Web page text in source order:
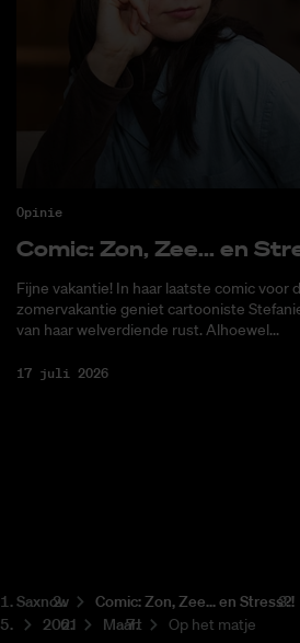
Opinie
Co­mic: Zon, Zee... en
Fijne vakantie! In haar laatste comic voor
zomervakantie geniet cartooniste
van haar welverdiende rust. Alhoewel...
17 juli 2026
Saxnow Co­mic: Zon, Zee... en Stress?!
2021
Maart Op het matje